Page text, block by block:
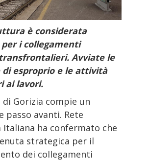
è considerata
i collegamenti
Avviate le
di esproprio e le attività
ai lavori.
di Gorizia compie un
passo avanti. Rete
Italiana ha confermato che
strategica per il
dei collegamenti